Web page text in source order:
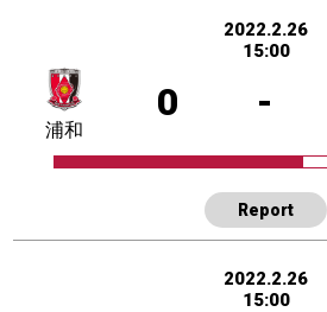
2022.2.26
15:00
0 -
浦和
Report
2022.2.26
15:00